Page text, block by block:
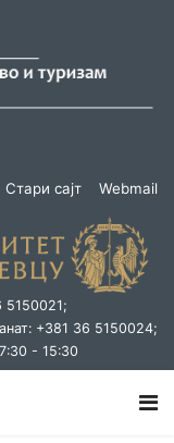
Стари сајт Webmail
5150021;
+381 36 5150024;
- 15:30